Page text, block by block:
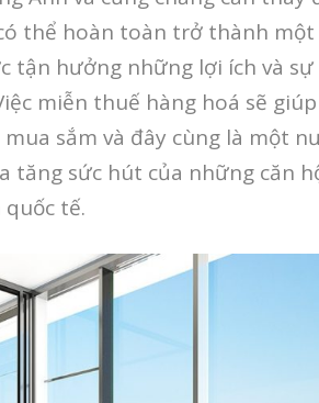
thể hoàn toàn trở thành một
hưởng những lợi ích và sự
miễn thuế hàng hoá sẽ
sắm và đây cùng là một
tăng sức hút của những căn
tế.